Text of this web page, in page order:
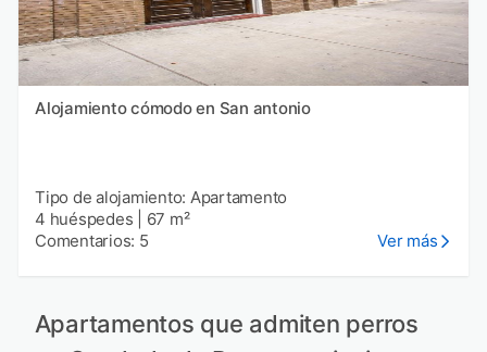
Alojamiento cómodo en San antonio
Tipo de alojamiento: Apartamento
4 huéspedes
67 m²
Comentarios: 5
Ver más
Apartamentos que admiten perros